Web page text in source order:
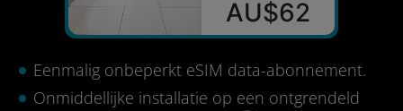
AU$62
Eenmalig onbeperkt eSIM data-abonnement.
Onmiddellijke installatie op een ontgrendeld